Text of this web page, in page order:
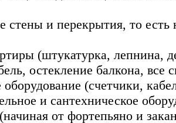
стены и перекрытия, то есть
(штукатурка, лепнина,
остекление балкона, все
(счетчики,
и сантехническое
от фортепьяно и